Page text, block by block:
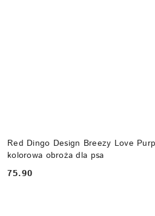
Red Dingo Design Breezy Love
kolorowa obroża dla psa
Cena:
75.90